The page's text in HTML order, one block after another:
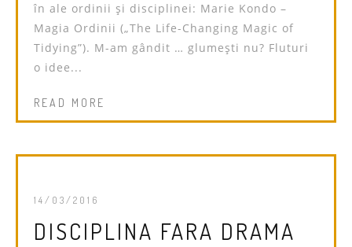
în ale ordinii și disciplinei: Marie Kondo –
Magia Ordinii („The Life-Changing Magic of
Tidying”). M-am gândit … glumești nu? Fluturi
o idee...
READ MORE
14/03/2016
DISCIPLINA FARA DRAMA